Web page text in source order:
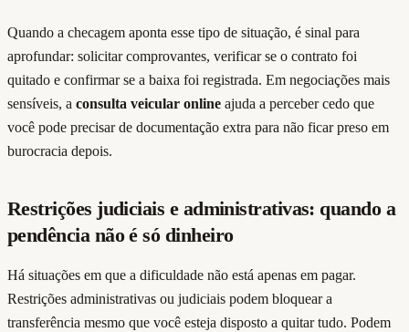
Quando a checagem aponta esse tipo de situação, é sinal para
aprofundar: solicitar comprovantes, verificar se o contrato foi
quitado e confirmar se a baixa foi registrada. Em negociações mais
sensíveis, a consulta veicular online ajuda a perceber cedo que
você pode precisar de documentação extra para não ficar preso em
burocracia depois.
Restrições judiciais e administrativas: quando a
pendência não é só dinheiro
Há situações em que a dificuldade não está apenas em pagar.
Restrições administrativas ou judiciais podem bloquear a
transferência mesmo que você esteja disposto a quitar tudo. Podem